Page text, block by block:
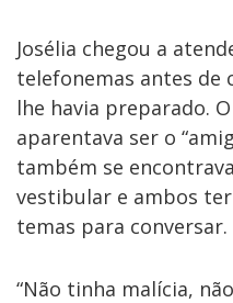
Josélia chegou a
telefonemas antes de
lhe havia preparado.
aparentava ser o
também se
vestibular e ambos
temas para conversar.
“Não tinha malícia,